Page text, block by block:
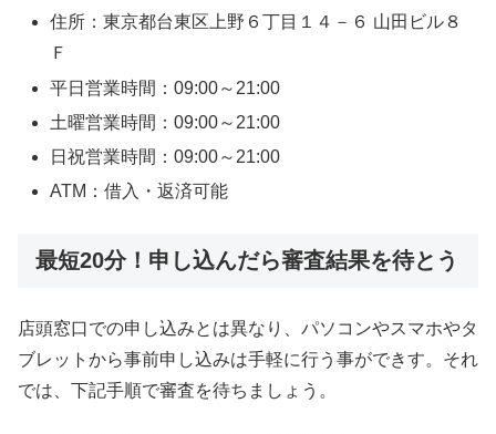
住所：東京都台東区上野６丁目１４－６ 山田ビル８
Ｆ
平日営業時間：09:00～21:00
土曜営業時間：09:00～21:00
日祝営業時間：09:00～21:00
ATM：借入・返済可能
最短20分！申し込んだら審査結果を待とう
店頭窓口での申し込みとは異なり、パソコンやスマホやタ
ブレットから事前申し込みは手軽に行う事ができす。それ
では、下記手順で審査を待ちましょう。